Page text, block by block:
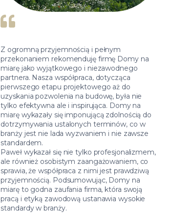
Z ogromną przyjemnością i pełnym
przekonaniem rekomenduję firmę Domy na
miarę jako wyjątkowego i niezawodnego
partnera. Nasza współpraca, dotycząca
pierwszego etapu projektowego aż do
uzyskania pozwolenia na budowę, była nie
tylko efektywna ale i inspirująca. Domy na
miarę wykazały się imponującą zdolnością do
dotrzymywania ustalonych terminów, co w
branży jest nie lada wyzwaniem i nie zawsze
standardem.
Paweł wykazał się nie tylko profesjonalizmem,
ale również osobistym zaangażowaniem, co
sprawia, że współpraca z nimi jest prawdziwą
przyjemnością. Podsumowując, Domy na
miarę to godna zaufania firma, która swoją
pracą i etyką zawodową ustanawia wysokie
standardy w branży.